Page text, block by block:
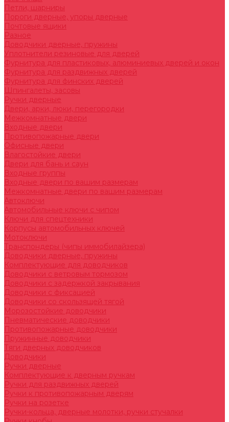
Петли, шарниры
Пороги дверные, упоры дверные
Почтовые ящики
Разное
Доводчики дверные, пружины
Уплотнители резиновые для дверей
Фурнитура для пластиковых, алюминиевых дверей и окон
Фурнитура для раздвижных дверей
Фурнитура для финских дверей
Шпингалеты, засовы
Ручки дверные
Двери, арки, люки, перегородки
Межкомнатные двери
Входные двери
Противопожарные двери
Офисные двери
Влагостойкие двери
Двери для бань и саун
Входные группы
Входные двери по вашим размерам
Межкомнатные двери по вашим размерам
Автоключи
Автомобильные ключи с чипом
Ключи для спецтехники
Корпусы автомобильных ключей
Мотоключи
Транспондеры (чипы иммобилайзера)
Доводчики дверные, пружины
Комплектующие для доводчиков
Доводчики с ветровым тормозом
Доводчики с задержкой закрывания
Доводчики с фиксацией
Доводчики со скользящей тягой
Морозостойкие доводчики
Пневматические доводчики
Противопожарные доводчики
Пружинные доводчики
Тяги дверных доводчиков
Доводчики
Ручки дверные
Комплектующие к дверным ручкам
Ручки для раздвижных дверей
Ручки к противопожарным дверям
Ручки на розетке
Ручки-кольца, дверные молотки, ручки стучалки